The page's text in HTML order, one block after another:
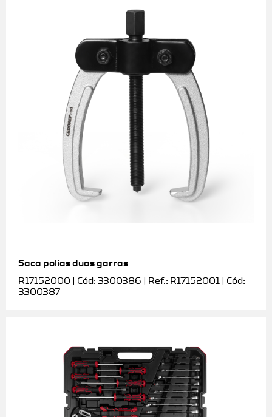
Saca polias duas garras
R17152000 | Cód: 3300386 | Ref.: R17152001 | Cód:
3300387